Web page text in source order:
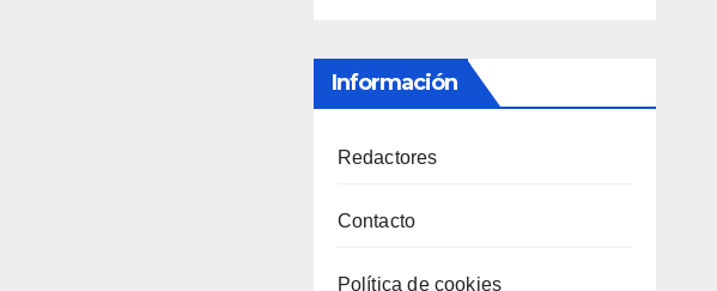
Información
Redactores
Contacto
Política de cookies